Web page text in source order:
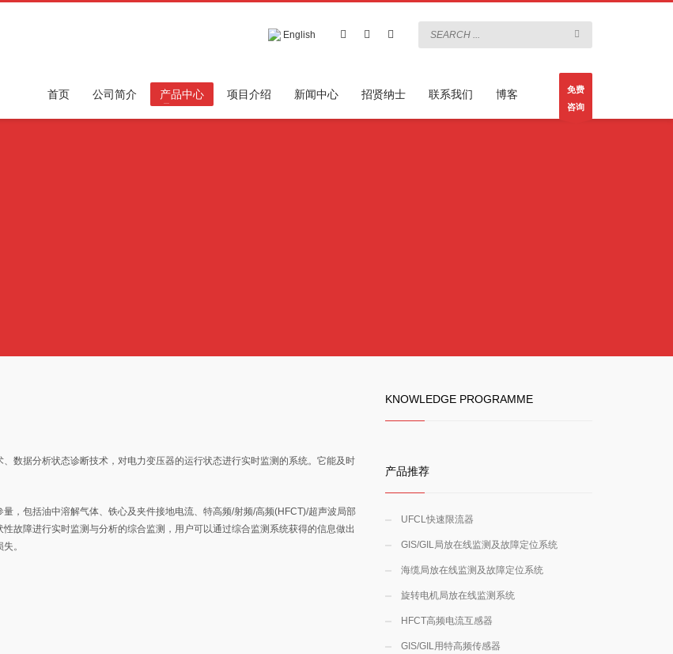
English
首页 公司简介 产品中心 项目介绍 新闻中心 招贤纳士 联系我们 博客
免费
咨询
数据分析状态诊断技术，对电力变压器的运行状态进行实时监测的系统。它能及时
，包括油中溶解气体、铁心及夹件接地电流、特高频/射频/高频(HFCT)/超声波局部
故障进行实时监测与分析的综合监测，用户可以通过综合监测系统获得的信息做出
。
KNOWLEDGE PROGRAMME
产品推荐
UFCL快速限流器
GIS/GIL局放在线监测及故障定位系统
海缆局放在线监测及故障定位系统
旋转电机局放在线监测系统
HFCT高频电流互感器
GIS/GIL用特高频传感器